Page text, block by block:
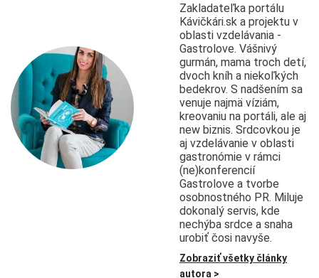
Zakladateľka portálu
Kávičkári.sk a projektu v
oblasti vzdelávania -
Gastrolove. Vášnivý
gurmán, mama troch detí,
dvoch kníh a niekoľkých
bedekrov. S nadšením sa
venuje najmä víziám,
kreovaniu na portáli, ale aj
new biznis. Srdcovkou je
aj vzdelávanie v oblasti
gastronómie v rámci
(ne)konferencií
Gastrolove a tvorbe
osobnostného PR. Miluje
dokonalý servis, kde
nechýba srdce a snaha
urobiť čosi navyše.
Zobraziť všetky články
autora >